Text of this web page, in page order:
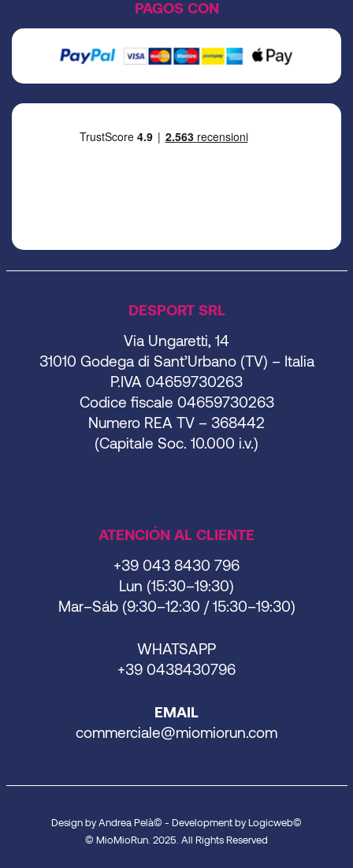
DESPORT SRL
Via Ungaretti, 14
31010 Godega di Sant’Urbano (TV) – Italia
P.IVA 04659730263
Codice fiscale 04659730263
Numero REA TV – 368442
(Capitale Soc. 10.000 i.v.)
ATENCIÓN AL CLIENTE
+39 043 8430 796
Lun (15:30–19:30)
Mar–Sáb (9:30–12:30 / 15:30–19:30)
WHATSAPP
+39 0438430796
EMAIL
commerciale@miomiorun.com
PAGOS CON
Design by Andrea Pelà© - Development by Logicweb©
© MioMioRun. 2025. All Rights Reserved